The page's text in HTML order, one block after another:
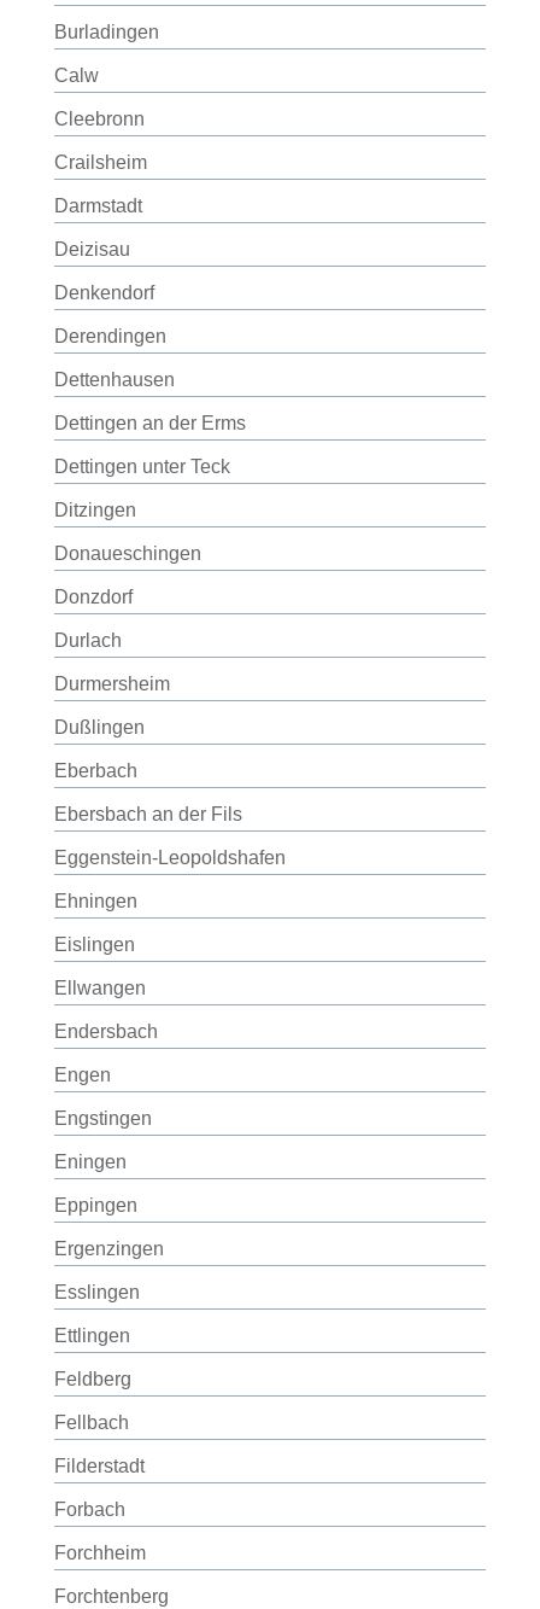
Burladingen
Calw
Cleebronn
Crailsheim
Darmstadt
Deizisau
Denkendorf
Derendingen
Dettenhausen
Dettingen an der Erms
Dettingen unter Teck
Ditzingen
Donaueschingen
Donzdorf
Durlach
Durmersheim
Dußlingen
Eberbach
Ebersbach an der Fils
Eggenstein-Leopoldshafen
Ehningen
Eislingen
Ellwangen
Endersbach
Engen
Engstingen
Eningen
Eppingen
Ergenzingen
Esslingen
Ettlingen
Feldberg
Fellbach
Filderstadt
Forbach
Forchheim
Forchtenberg